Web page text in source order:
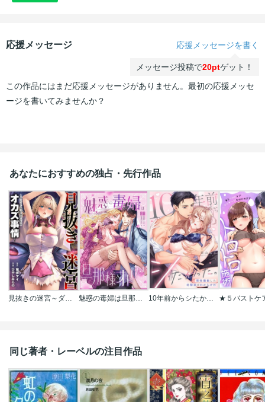
応援メッセージ 応援メッセージを書く
メッセージ投稿で20ptゲット！
この作品にはまだ応援メッセージがありません。最初の応援メッセ
ージを書いてみませんか？
あなたにおすすめの独占・先行作品
魅惑の毒婦は旦那様をオトしたい
同じ著者・レーベルの注目作品